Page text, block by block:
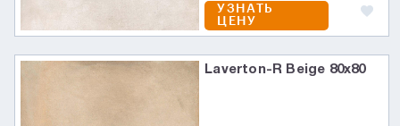
УЗНАТЬ
ЦЕНУ
Laverton-R Beige 80x80